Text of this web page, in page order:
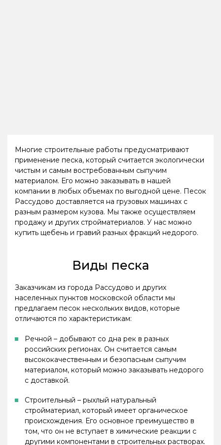
Многие строительные работы предусматривают
применение песка, который считается экологически
чистым и самым востребованным сыпучим
материалом. Его можно заказывать в нашей
компании в любых объемах по выгодной цене. Песок
Рассудово доставляется на грузовых машинах с
разным размером кузова. Мы также осуществляем
продажу и других стройматериалов. У нас можно
купить щебень и гравий разных фракций недорого.
Виды песка
Заказчикам из города Рассудово и других
населенных пунктов московской области мы
предлагаем песок нескольких видов, которые
отличаются по характеристикам:
Речной – добывают со дна рек в разных
российских регионах. Он считается самым
высококачественным и безопасным сыпучим
материалом, который можно заказывать недорого
с доставкой.
Строительный – рыхлый натуральный
стройматериал, который имеет органическое
происхождения. Его основное преимущество в
том, что он не вступает в химические реакции с
другими компонентами в строительных растворах.